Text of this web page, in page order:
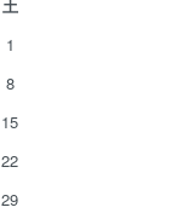
土
1
8
15
22
29